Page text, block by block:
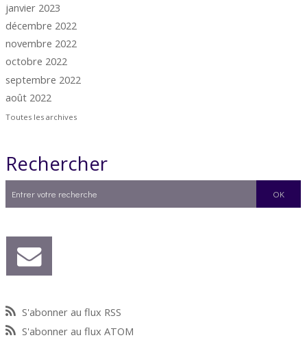
janvier 2023
décembre 2022
novembre 2022
octobre 2022
septembre 2022
août 2022
Toutes les archives
Rechercher
S'abonner au flux RSS
S'abonner au flux ATOM